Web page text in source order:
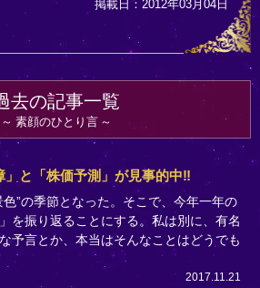
掲載日：2012年03月04日
去の記事一覧
素顔のひとり言
」と「株価予測」が見事的中‼
”の季節となった。そこで、今年一年の
を振り返ることにする。私は別に、有名
予言とか、本当はそんなことはどうでも
2017.11.21